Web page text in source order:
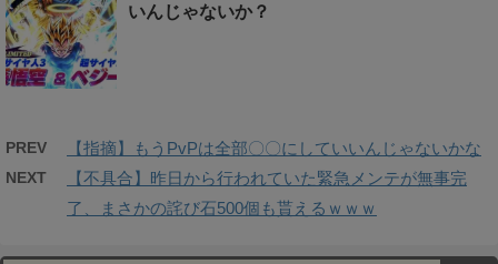
いんじゃないか？
PREV 【指摘】もうPvPは全部〇〇にしていいんじゃないかな
NEXT
【不具合】昨日から行われていた緊急メンテが無事完
了、まさかの詫び石500個も貰えるｗｗｗ